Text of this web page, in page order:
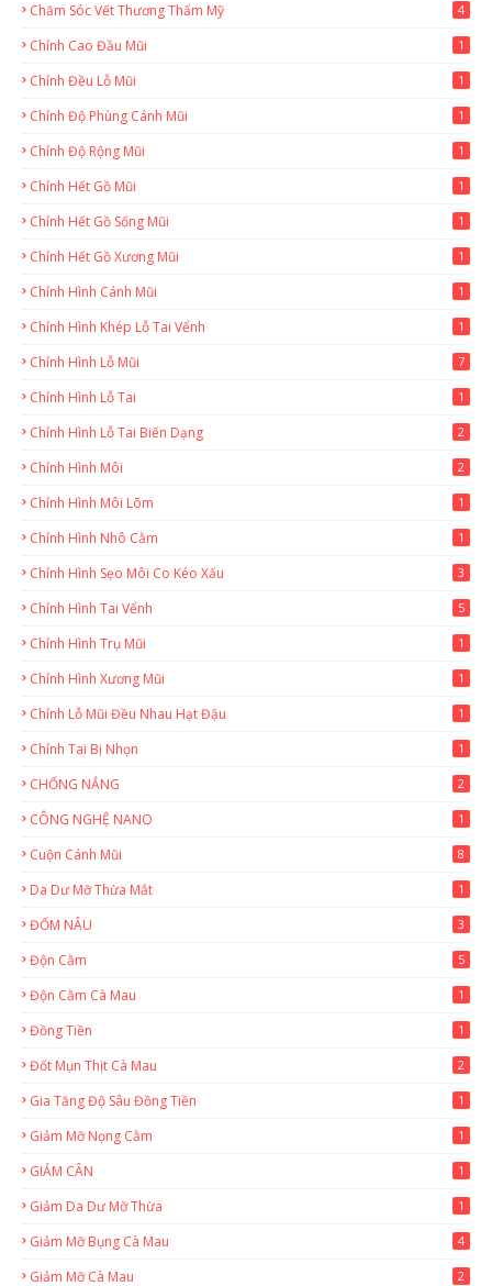
Chăm Sóc Vết Thương Thẩm Mỹ 4
Chỉnh Cao Đầu Mũi 1
Chỉnh Đều Lỗ Mũi 1
Chỉnh Độ Phùng Cánh Mũi 1
Chỉnh Độ Rộng Mũi 1
Chỉnh Hết Gồ Mũi 1
Chỉnh Hết Gồ Sống Mũi 1
Chỉnh Hết Gồ Xương Mũi 1
Chỉnh Hình Cánh Mũi 1
Chỉnh Hình Khép Lỗ Tai Vểnh 1
Chỉnh Hình Lỗ Mũi 7
Chỉnh Hình Lỗ Tai 1
Chỉnh Hình Lỗ Tai Biến Dạng 2
Chỉnh Hình Môi 2
Chỉnh Hình Môi Lõm 1
Chỉnh Hình Nhô Cằm 1
Chỉnh Hình Sẹo Môi Co Kéo Xấu 3
Chỉnh Hình Tai Vểnh 5
Chỉnh Hình Trụ Mũi 1
Chỉnh Hình Xương Mũi 1
Chỉnh Lỗ Mũi Đều Nhau Hạt Đậu 1
Chỉnh Tai Bị Nhọn 1
CHỐNG NẮNG 2
CÔNG NGHỆ NANO 1
Cuộn Cánh Mũi 8
Da Dư Mỡ Thừa Mắt 1
ĐỐM NÂU 3
Độn Cằm 5
Độn Cằm Cà Mau 1
Đồng Tiền 1
Đốt Mụn Thịt Cà Mau 2
Gia Tăng Độ Sâu Đồng Tiền 1
Giảm Mỡ Nọng Cằm 1
GIẢM CÂN 1
Giảm Da Dư Mỡ Thừa 1
Giảm Mỡ Bụng Cà Mau 4
Giảm Mỡ Cà Mau 2